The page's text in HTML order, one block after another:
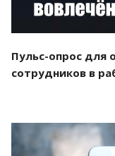
Пульс-опрос для
сотрудников в